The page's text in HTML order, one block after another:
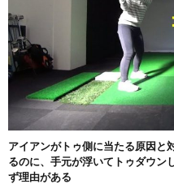
アイアンがトゥ側に当たる原因と
るのに、手元が浮いてトゥダウン
ず理由がある